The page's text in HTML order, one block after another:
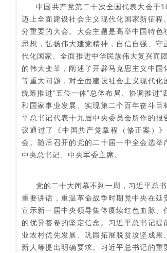
中国共产党第二十次全国代表大会于
迈上全面建设社会主义现代化国家新征
分重要的大会。大会主题是高举中国特
思想，弘扬伟大建党精神，自信自强、
代化国家、全面推进中华民族伟大复兴而
的伟大变革，阐述了开辟马克思主义中
等重大问题，对全面建设社会主义现代
统筹推进“五位一体”总体布局、协调推进
和国家事业发展、实现第二个百年奋斗
平总书记代表十九届中央委员会所作的
议通过了《中国共产党章程（修正案）
会。随后召开的党的二十届一中全会选
中央总书记、中央军委主席。
党的二十大闭幕不到一周，习近平总
重要讲话，重温革命战争时期党中央在
宣示新一届中央领导集体赓续红色血脉
的优异答卷的坚定信念。习近平总书记
业农村优先发展、巩固拓展脱贫攻坚成
新人等提出明确要求。习近平总书记的